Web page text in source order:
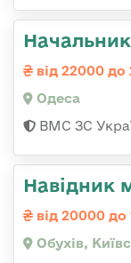
Начальник
від 22000 до
Одеса
ВМС ЗС
Навідник
від 20000 до
Обухів,